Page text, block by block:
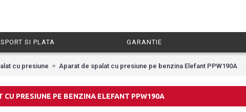
SI PLATA GARANTIE
cu presiune Aparat de spalat cu presiune pe benzina Elefant PPW190A
CU PRESIUNE PE BENZINA ELEFANT PPW190A